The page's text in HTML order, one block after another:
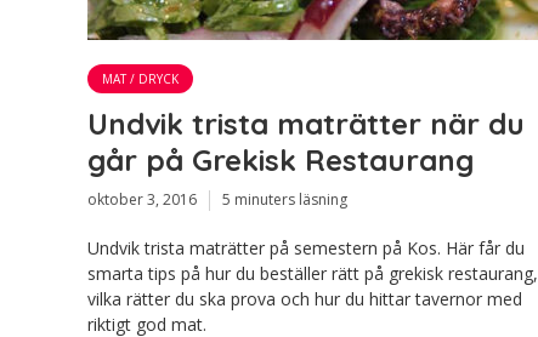
MAT / DRYCK
Undvik trista maträtter när du
går på Grekisk Restaurang
oktober 3, 2016 5 minuters läsning
Undvik trista maträtter på semestern på Kos. Här får du
smarta tips på hur du beställer rätt på grekisk restaurang,
vilka rätter du ska prova och hur du hittar tavernor med
riktigt god mat.